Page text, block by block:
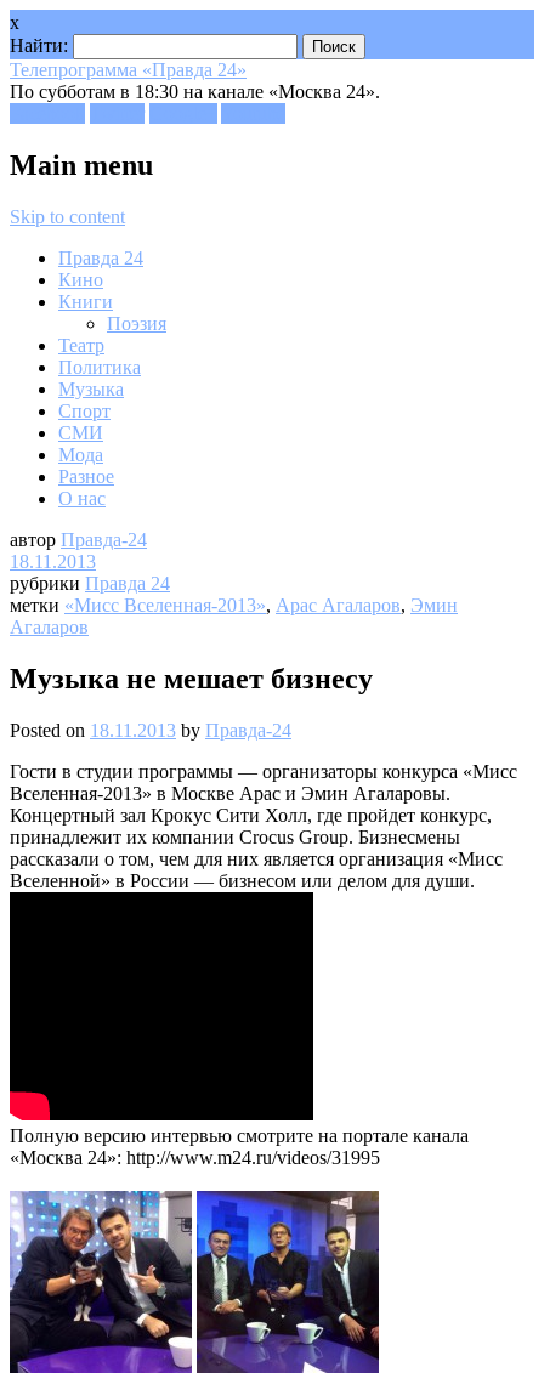
x
Найти:
Телепрограмма «Правда 24»
По субботам в 18:30 на канале «Москва 24».
Main menu
Skip to content
Правда 24
Кино
Книги
Поэзия
Театр
Политика
Музыка
Спорт
СМИ
Мода
Разное
О нас
автор Правда-24
18.11.2013
рубрики Правда 24
метки «Мисс Вселенная-2013», Арас Агаларов, Эмин
Агаларов
Музыка не мешает бизнесу
Posted on 18.11.2013 by Правда-24
Гости в студии программы — организаторы конкурса «Мисс
Вселенная-2013» в Москве Арас и Эмин Агаларовы.
Концертный зал Крокус Сити Холл, где пройдет конкурс,
принадлежит их компании Crocus Group. Бизнесмены
рассказали о том, чем для них является организация «Мисс
Вселенной» в России — бизнесом или делом для души.
Полную версию интервью смотрите на портале канала
«Москва 24»: http://www.m24.ru/videos/31995